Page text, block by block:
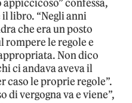
confessa,
il libro. “Negli anni
che era un posto
rompere le regole e
Non dico
ci andava aveva il
caso le proprie regole”.
di vergogna va e viene”,